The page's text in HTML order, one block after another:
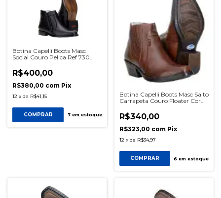
Botina Capelli Boots Masc
Social Couro Pelica Ref 730
R$400,00
R$380,00 com Pix
12 x de R$41,15
COMPRAR 7em estoque
Botina Capelli Boots Masc Salto
Carrapeta Couro Floater Cor
R$340,00
R$323,00 com Pix
12 x de R$34,97
COMPRAR 6 em estoque